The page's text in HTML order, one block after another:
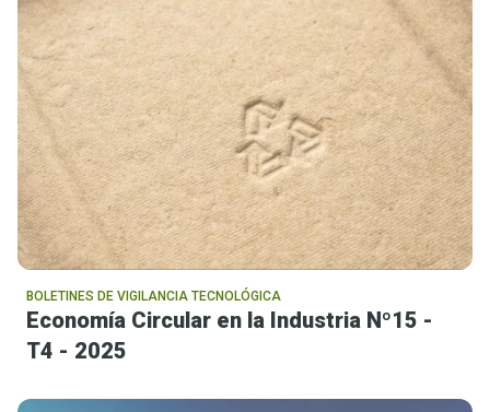
BOLETINES DE VIGILANCIA TECNOLÓGICA
Economía Circular en la Industria Nº15 -
T4 - 2025